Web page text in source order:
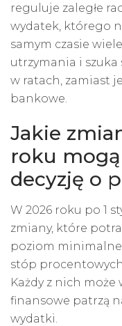
reguluje zaległe
wydatek, którego
samym czasie
utrzymania i szuka
w ratach, zamiast
bankowe.
Jakie
roku mogą
decyzję o
W 2026 roku po 1
zmiany, które
poziom
stóp procentowych
Każdy z nich może
finansowe patrzą
wydatki.